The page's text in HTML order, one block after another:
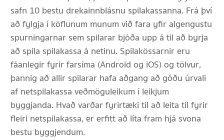
safn 10 bestu drekainnblásnu spilakassanna. Frá því
að fylgja í köflunum munum við fara yfir algengustu
spurningarnar sem spilarar bjóða upp á til að byrja
að spila spilakassa á netinu. Spilakössarnir eru
fáanlegir fyrir farsíma (Android og iOS) og tölvur,
þannig að allir spilarar hafa aðgang að góðu úrvali
af netspilakassa veðmöguleikum í leikjum
byggjanda. Hvað varðar fyrirtæki til að leita til fyrir
fleiri netspilakassa, er erfitt að líta fram hjá svona
bestu byggjendum.